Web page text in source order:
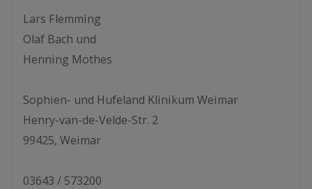
Lars Flemming
Olaf Bach und
Henning Mothes
Sophien- und Hufeland Klinikum Weimar
Henry-van-de-Velde-Str. 2
99425, Weimar
03643 / 573200